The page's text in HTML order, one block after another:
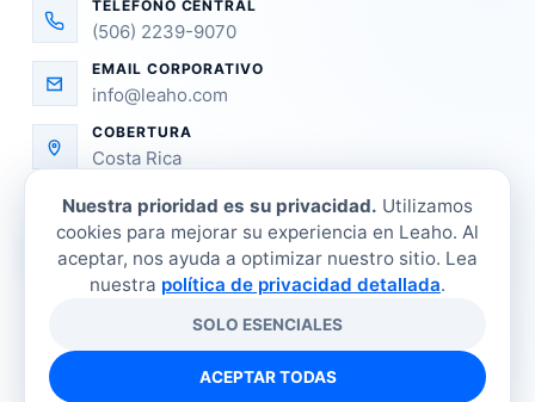
TELÉFONO CENTRAL
(506) 2239-9070
EMAIL CORPORATIVO
info@leaho.com
COBERTURA
Costa Rica
LEAHO Refrigeración Industrial. Todos los
derechos reservados.
Tienda
Contacto Política de privacidad
Nuestra prioridad es su privacidad. Utilizamos
cookies para mejorar su experiencia en Leaho. Al
aceptar, nos ayuda a optimizar nuestro sitio. Lea
nuestra política de privacidad detallada.
SOLO ESENCIALES
ACEPTAR TODAS